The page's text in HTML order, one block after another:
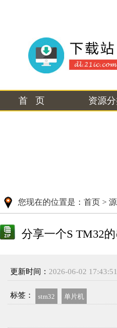
首 页 资源
您现在的位置是： 首页 >
分享一个S TM32
更新时间： 2026-06-02 17:43:51
标签： stm32 单片机